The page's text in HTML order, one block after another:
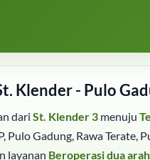
Klender - Pulo
dari St. Klender 3 menuju
Pulo Gadung, Rawa Terate,
layanan Beroperasi dua